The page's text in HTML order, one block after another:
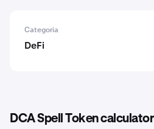
Categoria
DeFi
DCA Spell Token calculator